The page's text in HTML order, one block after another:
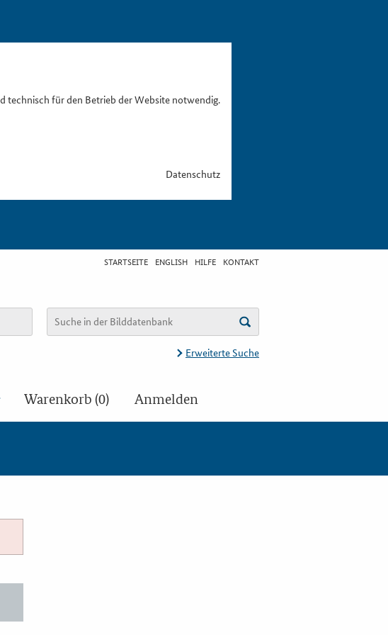
technisch für den Betrieb der Website notwendig.
Datenschutz
STARTSEITE ENGLISH HILFE KONTAKT
Erweiterte Suche
Warenkorb (0) Anmelden